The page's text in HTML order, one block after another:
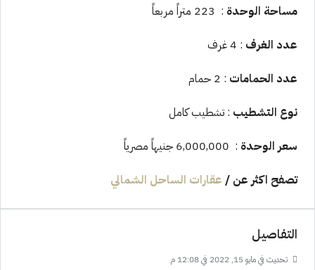
مساحة الوحدة : 223 متراً مربعاً
عدد الغرف : 4 غرف
عدد الحمامات : 2 حمام
نوع التشطيب : تشطيب كامل
سعر الوحدة : 6,000,000 جنيهاً مصرياً
تصفح اكثر عن / عقارات الساحل الشمالي
التفاصيل
تحديث في مايو 15, 2022 في 12:08 م